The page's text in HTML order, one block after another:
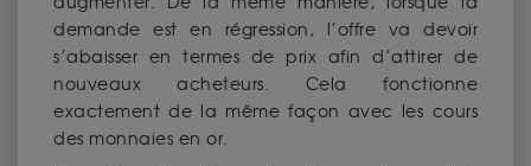
demande est en régression, l’offre va devoir
s’abaisser en termes de prix afin d’attirer de
nouveaux acheteurs. Cela fonctionne
exactement de la même façon avec les cours
des monnaies en or.